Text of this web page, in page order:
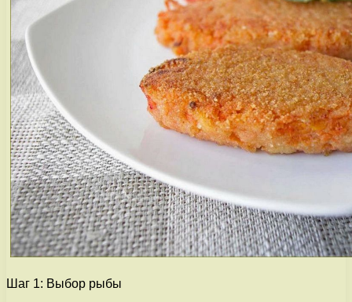
Шаг 1: Выбор рыбы